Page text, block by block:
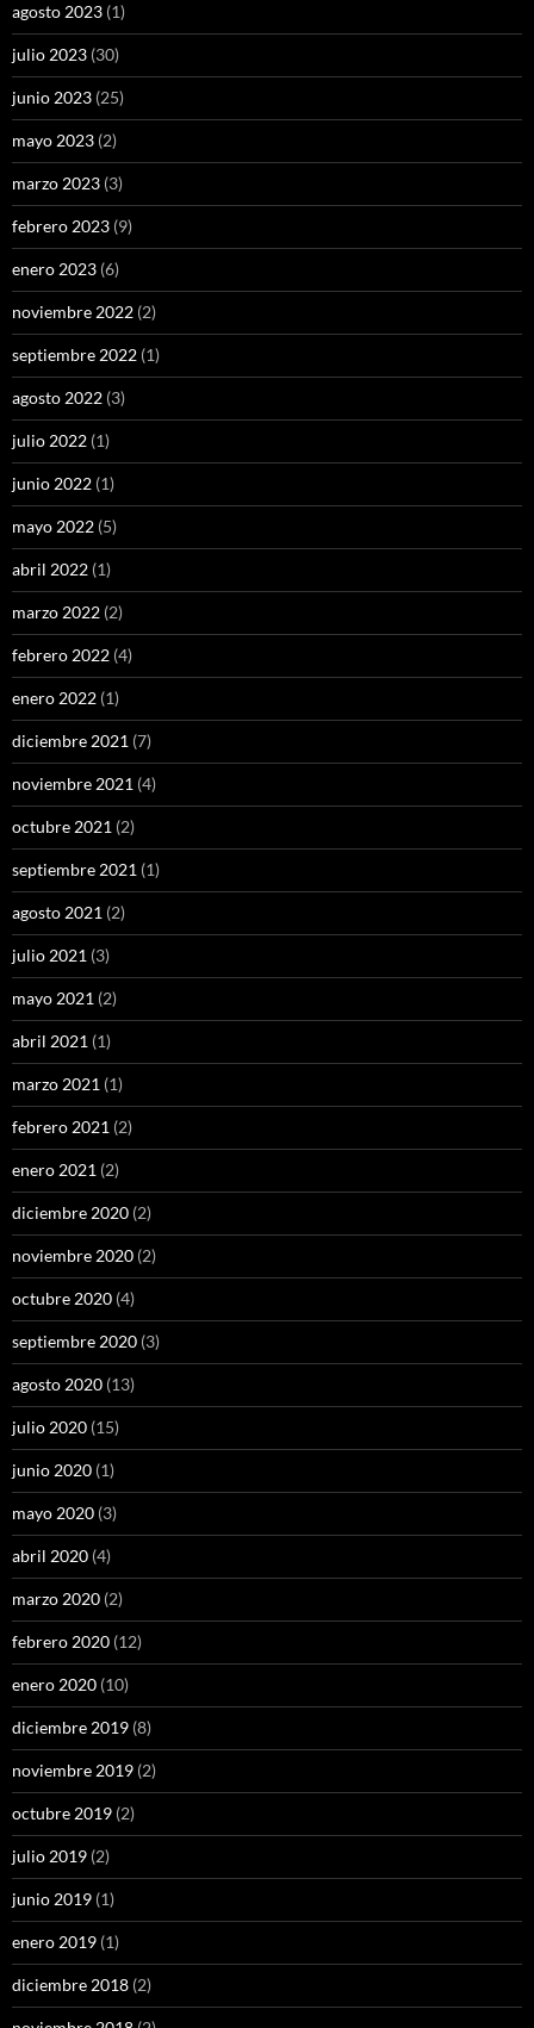
agosto 2023 (1)
julio 2023 (30)
junio 2023 (25)
mayo 2023 (2)
marzo 2023 (3)
febrero 2023 (9)
enero 2023 (6)
noviembre 2022 (2)
septiembre 2022 (1)
agosto 2022 (3)
julio 2022 (1)
junio 2022 (1)
mayo 2022 (5)
abril 2022 (1)
marzo 2022 (2)
febrero 2022 (4)
enero 2022 (1)
diciembre 2021 (7)
noviembre 2021 (4)
octubre 2021 (2)
septiembre 2021 (1)
agosto 2021 (2)
julio 2021 (3)
mayo 2021 (2)
abril 2021 (1)
marzo 2021 (1)
febrero 2021 (2)
enero 2021 (2)
diciembre 2020 (2)
noviembre 2020 (2)
octubre 2020 (4)
septiembre 2020 (3)
agosto 2020 (13)
julio 2020 (15)
junio 2020 (1)
mayo 2020 (3)
abril 2020 (4)
marzo 2020 (2)
febrero 2020 (12)
enero 2020 (10)
diciembre 2019 (8)
noviembre 2019 (2)
octubre 2019 (2)
julio 2019 (2)
junio 2019 (1)
enero 2019 (1)
diciembre 2018 (2)